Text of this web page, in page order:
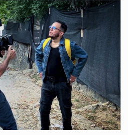
COLOMBIA
IMPULSA
EL
CINE
COMUNITARIO
COMO
HERRAMIENTA
PARA
CONTAR
SU
IDENTIDAD
CULTURAL